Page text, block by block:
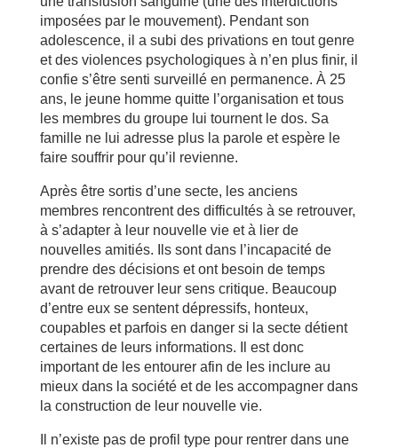
imposées par le mouvement). Pendant son
adolescence, il a subi des privations en tout genre
et des violences psychologiques à n’en plus finir, il
confie s’être senti surveillé en permanence. À 25
ans, le jeune homme quitte l’organisation et tous
les membres du groupe lui tournent le dos. Sa
famille ne lui adresse plus la parole et espère le
faire souffrir pour qu’il revienne.
Après être sortis d’une secte, les anciens
membres rencontrent des difficultés à se retrouver,
à s’adapter à leur nouvelle vie et à lier de
nouvelles amitiés. Ils sont dans l’incapacité de
prendre des décisions et ont besoin de temps
avant de retrouver leur sens critique. Beaucoup
d’entre eux se sentent dépressifs, honteux,
coupables et parfois en danger si la secte détient
certaines de leurs informations. Il est donc
important de les entourer afin de les inclure au
mieux dans la société et de les accompagner dans
la construction de leur nouvelle vie.
Il n’existe pas de profil type pour rentrer dans une